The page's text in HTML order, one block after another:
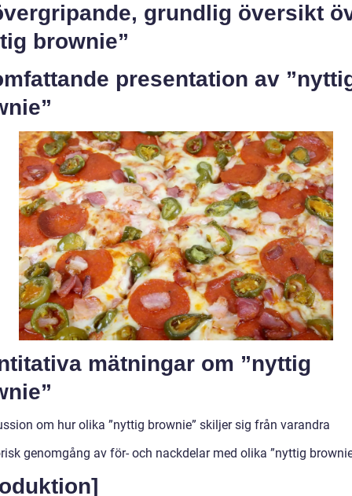
grundlig översikt
brownie”
presentation av
mätningar om ”nyttig
om hur olika ”nyttig brownie” skiljer sig från varandra
genomgång av för- och nackdelar med olika ”nyttig